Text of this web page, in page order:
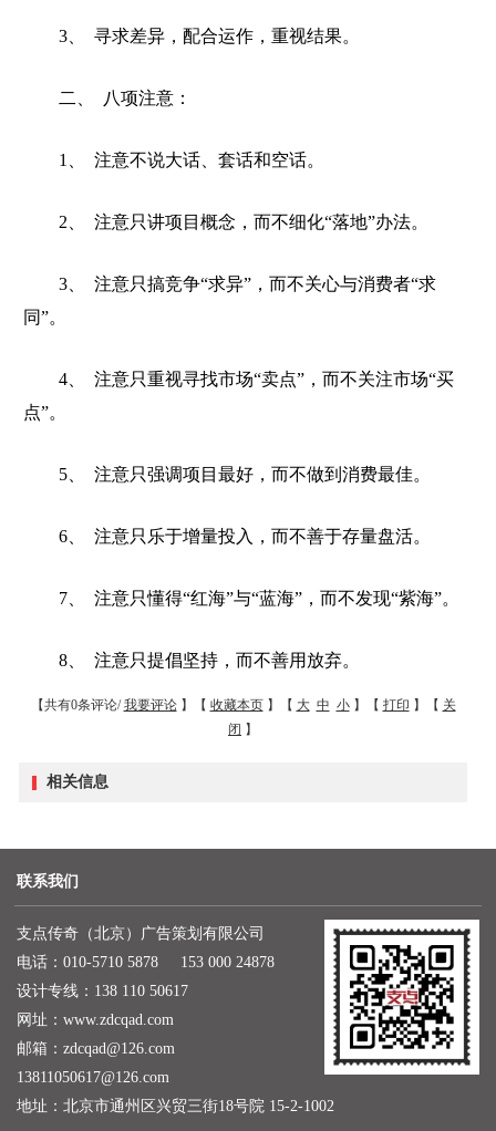
3 寻求差异，配合运作，重视结果。
二、 八项注意：
1 注意不说大话、套话和空话。
2 注意只讲项目概念，而不细化“落地”办法。
3 注意只搞竞争“求异” ，而不关心与消费者“求
同”。
4 注意只重视寻找市场“卖点” ，而不关注市场“买
点”。
5 注意只强调项目最好，而不做到消费最佳。
6 注意只乐于增量投入，而不善于存量盘活。
7 注意只懂得“红海”与“蓝海” ，而不发现“紫海”。
8 注意只提倡坚持，而不善用放弃。
【共有0条评论/ 我要评论 】【 收藏本页 】【 大 中 小 】【 打印 】【 关
闭 】
相关信息
联系我们
支点传奇（北京）广告策划有限公司
电话：010-5710 5878 153 000 24878
设计专线：138 110 50617
网址：www.zdcqad.com
邮箱：zdcqad@126.com
13811050617@126.com
地址：北京市通州区兴贸三街18号院 15-2-1002